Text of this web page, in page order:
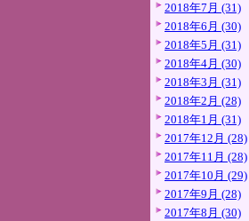
2018年7月 (31)
2018年6月 (30)
2018年5月 (31)
2018年4月 (30)
2018年3月 (31)
2018年2月 (28)
2018年1月 (31)
2017年12月 (28)
2017年11月 (28)
2017年10月 (29)
2017年9月 (28)
2017年8月 (30)